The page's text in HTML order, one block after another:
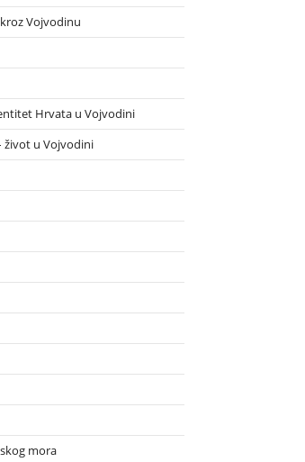
Vojvodinu
Hrvata u Vojvodini
život u Vojvodini
mora